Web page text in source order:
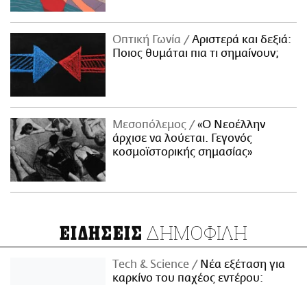
Οπτική Γωνία
Αριστερά και δεξιά:
Ποιος θυμάται πια τι σημαίνουν;
Μεσοπόλεμος
«Ο Νεοέλλην
άρχισε να λούεται. Γεγονός
κοσμοϊστορικής σημασίας»
ΕΙΔΗΣΕΙΣ ΔΗΜΟΦΙΛΗ
Τech & Science
Νέα εξέταση για
καρκίνο του παχέος εντέρου: